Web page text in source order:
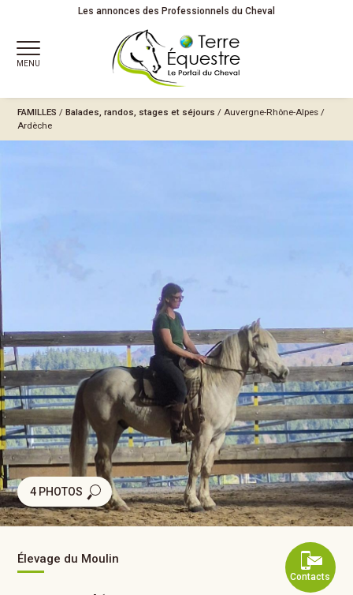
Les annonces des Professionnels du Cheval
MENU
FAMILLES /Balades, randos, stages et séjours /Auvergne-Rhône-Alpes /
Ardèche
4 PHOTOS
Contacts
Élevage du Moulin